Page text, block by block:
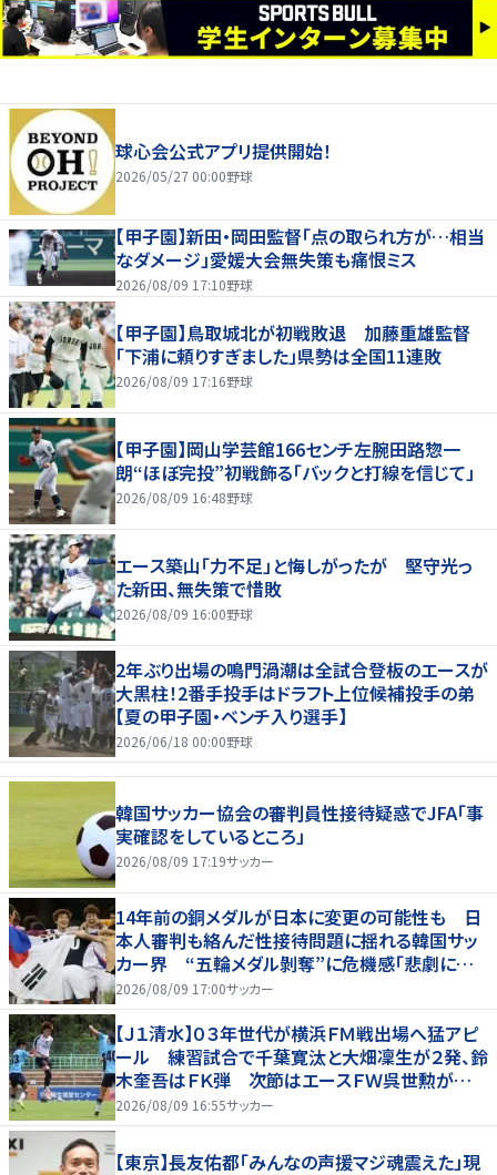
球心会公式アプリ提供開始！
2026/05/27 00:00野球
【甲子園】新田・岡田監督「点の取られ方が…相当
なダメージ」愛媛大会無失策も痛恨ミス
2026/08/09 17:10野球
【甲子園】鳥取城北が初戦敗退 加藤重雄監督
「下浦に頼りすぎました」県勢は全国11連敗
2026/08/09 17:16野球
【甲子園】岡山学芸館166センチ左腕田路惣一
朗“ほぼ完投”初戦飾る「バックと打線を信じて」
2026/08/09 16:48野球
エース築山「力不足」と悔しがったが 堅守光っ
た新田、無失策で惜敗
2026/08/09 16:00野球
2年ぶり出場の鳴門渦潮は全試合登板のエースが
大黒柱！2番手投手はドラフト上位候補投手の弟
【夏の甲子園・ベンチ入り選手】
2026/06/18 00:00野球
韓国サッカー協会の審判員性接待疑惑でJFA「事
実確認をしているところ」
2026/08/09 17:19サッカー
14年前の銅メダルが日本に変更の可能性も 日
本人審判も絡んだ性接待問題に揺れる韓国サッ
カー界 “五輪メダル剝奪”に危機感「悲劇に見
舞われる」
2026/08/09 17:00サッカー
【Ｊ１清水】０３年世代が横浜ＦＭ戦出場へ猛アピ
ール 練習試合で千葉寛汰と大畑凜生が２発、鈴
木奎吾はＦＫ弾 次節はエースＦＷ呉世勲が出
場停止
2026/08/09 16:55サッカー
【東京】長友佑都「みんなの声援マジ魂震えた」現